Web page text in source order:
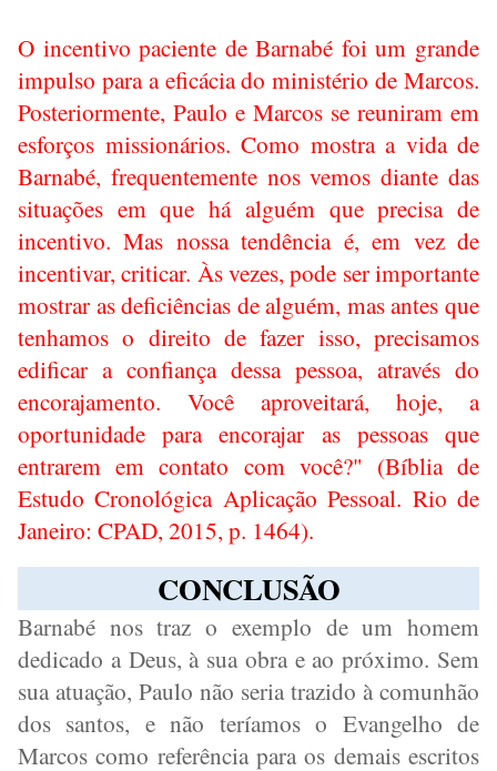
O incentivo paciente de Barnabé foi um grande
impulso para a eficácia do ministério de Marcos.
Posteriormente, Paulo e Marcos se reuniram em
esforços missionários. Como mostra a vida de
Barnabé, frequentemente nos vemos diante das
situações em que há alguém que precisa de
incentivo. Mas nossa tendência é, em vez de
incentivar, criticar. Às vezes, pode ser importante
mostrar as deficiências de alguém, mas antes que
tenhamos o direito de fazer isso, precisamos
edificar a confiança dessa pessoa, através do
encorajamento. Você aproveitará, hoje, a
oportunidade para encorajar as pessoas que
entrarem em contato com você?" (Bíblia de
Estudo Cronológica Aplicação Pessoal. Rio de
Janeiro: CPAD, 2015, p. 1464).
CONCLUSÃO
Barnabé nos traz o exemplo de um homem
dedicado a Deus, à sua obra e ao próximo. Sem
sua atuação, Paulo não seria trazido à comunhão
dos santos, e não teríamos o Evangelho de
Marcos como referência para os demais escritos